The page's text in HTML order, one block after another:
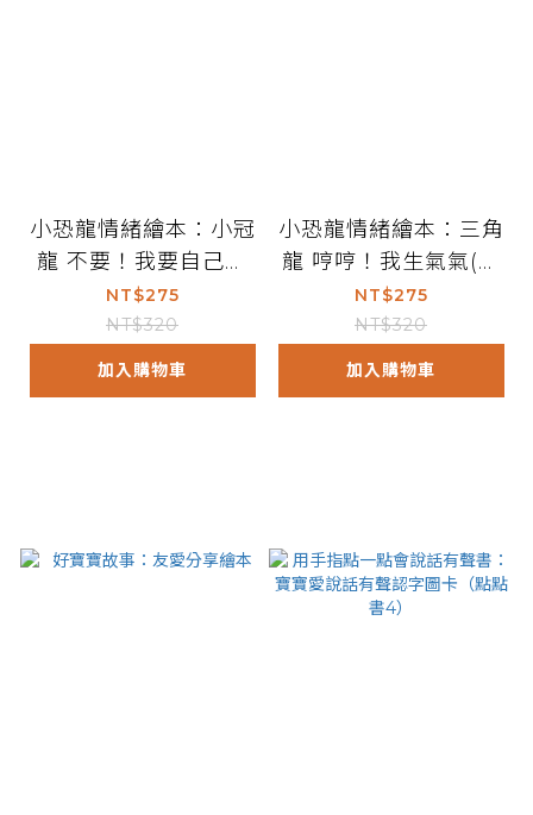
小恐龍情緒繪本：小冠
龍 不要！我要自己玩
(新版)(附QRcode)
NT$275
NT$320
加入購物車
小恐龍情緒繪本：三角
龍 哼哼！我生氣氣(新
版)(附QRcode)
NT$275
NT$320
加入購物車